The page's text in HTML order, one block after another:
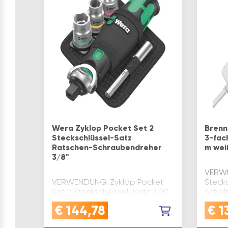
Wera Zyklop Pocket Set 2
Steckschlüssel-Satz
Ratschen-Schraubendreher
3/8"
VERWENDUNG: Zyklop Pocket
Set 2 Steckschlüssel-Satz 3/8"
8009 für Schraubarbeiten mit
1/4" Bits und 3/8"
NüssenQUALITÄT:
€ 144,78
3-
m
€